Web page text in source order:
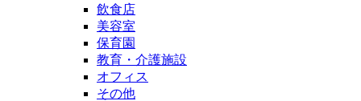
飲食店
美容室
保育園
教育・介護施設
オフィス
その他